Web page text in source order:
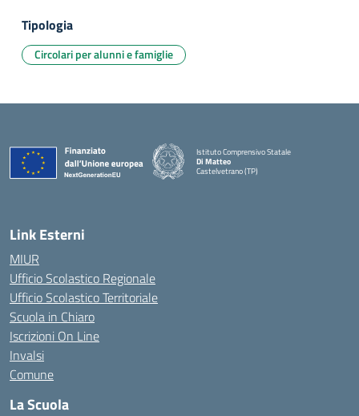
Tipologia
Circolari per alunni e famiglie
Istituto Comprensivo Statale
Di Matteo
Castelvetrano (TP)
Link Esterni
MIUR
Ufficio Scolastico Regionale
Ufficio Scolastico Territoriale
Scuola in Chiaro
Iscrizioni On Line
Invalsi
Comune
La Scuola